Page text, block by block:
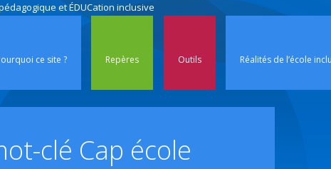
et ÉDUCation inclusive
ce site ? Repères Outils Réalités de l’école
clé Cap école